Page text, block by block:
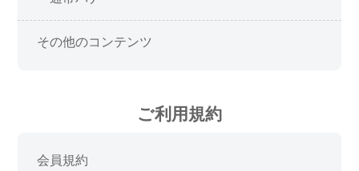
その他のコンテンツ
ご利用規約
会員規約